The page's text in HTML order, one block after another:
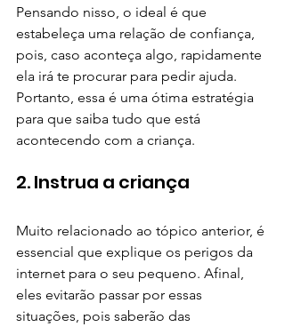
Pensando nisso, o ideal é que
estabeleça uma relação de confiança,
pois, caso aconteça algo, rapidamente
ela irá te procurar para pedir ajuda.
Portanto, essa é uma ótima estratégia
para que saiba tudo que está
acontecendo com a criança.
2. Instrua a criança
Muito relacionado ao tópico anterior, é
essencial que explique os perigos da
internet para o seu pequeno. Afinal,
eles evitarão passar por essas
situações, pois saberão das